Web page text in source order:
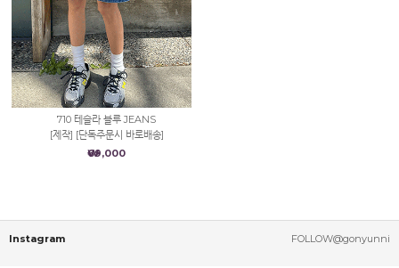
710 테슬라 블루 JEANS
[제작] [단독주문시 바로배송]
₩69,000
Instagram FOLLOW@gonyunni